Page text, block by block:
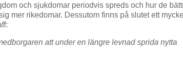
och sjukdomar periodvis spreds och hur de
mer rikedomar. Dessutom finns på slutet ett
att under en längre levnad sprida nytta